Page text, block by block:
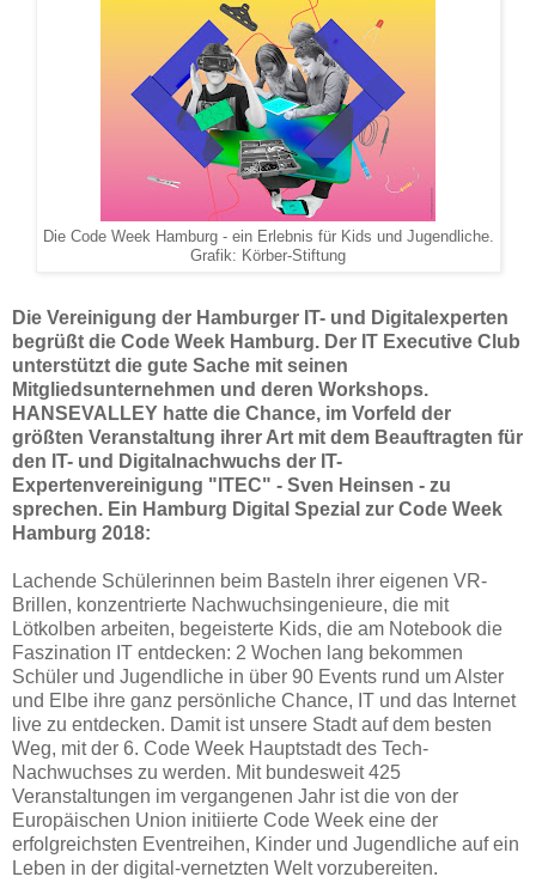
Die Code Week Hamburg - ein Erlebnis für Kids und Jugendliche.
Grafik: Körber-Stiftung
Die Vereinigung der Hamburger IT- und Digitalexperten
begrüßt die Code Week Hamburg. Der IT Executive Club
unterstützt die gute Sache mit seinen
Mitgliedsunternehmen und deren Workshops.
HANSEVALLEY hatte die Chance, im Vorfeld der
größten Veranstaltung ihrer Art mit dem Beauftragten für
den IT- und Digitalnachwuchs der IT-
Expertenvereinigung "ITEC" - Sven Heinsen - zu
sprechen. Ein Hamburg Digital Spezial zur Code Week
Hamburg 2018:
Lachende Schülerinnen beim Basteln ihrer eigenen VR-
Brillen, konzentrierte Nachwuchsingenieure, die mit
Lötkolben arbeiten, begeisterte Kids, die am Notebook die
Faszination IT entdecken: 2 Wochen lang bekommen
Schüler und Jugendliche in über 90 Events rund um Alster
und Elbe ihre ganz persönliche Chance, IT und das Internet
live zu entdecken. Damit ist unsere Stadt auf dem besten
Weg, mit der 6. Code Week Hauptstadt des Tech-
Nachwuchses zu werden. Mit bundesweit 425
Veranstaltungen im vergangenen Jahr ist die von der
Europäischen Union initiierte Code Week eine der
erfolgreichsten Eventreihen, Kinder und Jugendliche auf ein
Leben in der digital-vernetzten Welt vorzubereiten.